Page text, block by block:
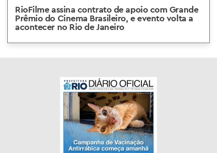
RioFilme assina contrato de apoio com Grande
Prêmio do Cinema Brasileiro, e evento volta a
acontecer no Rio de Janeiro